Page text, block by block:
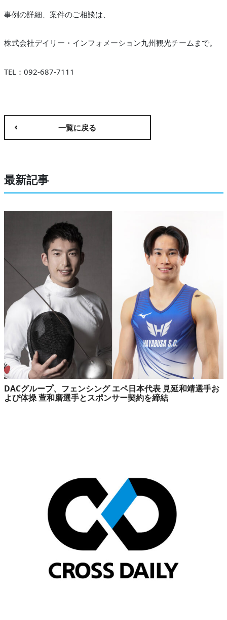
事例の詳細、案件のご相談は、
株式会社デイリー・インフォメーション九州観光チームまで。
TEL：092-687-7111
一覧に戻る
最新記事
DACグループ、フェンシング エペ日本代表 見延和靖選手お
よび体操 萱和磨選手とスポンサー契約を締結